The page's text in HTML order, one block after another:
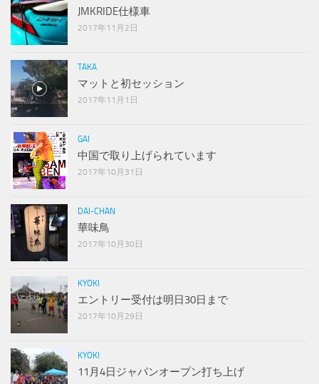
JMKRIDE仕様車
2017年11月2日
TAKA
マットと初セッション
2017年11月1日
GAI
中国で取り上げられています
2017年10月31日
DAI-CHAN
華味鳥
2017年10月30日
KYOKI
エントリー受付は明日30日まで
2017年10月29日
KYOKI
11月4日ジャパンオープン打ち上げ